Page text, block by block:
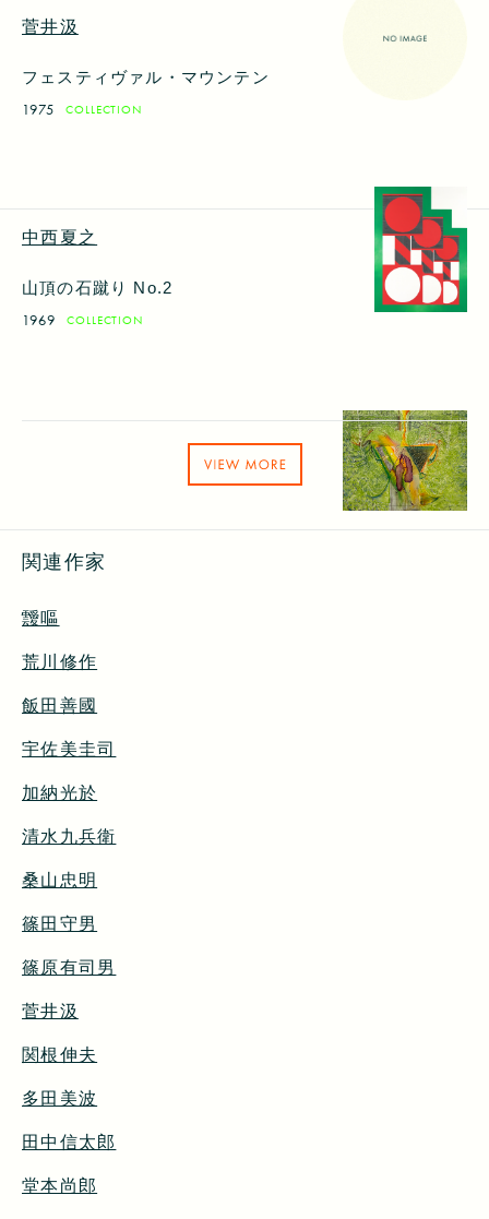
菅井汲
フェスティヴァル・マウンテン
1975 COLLECTION
中西夏之
山頂の石蹴り No.2
1969 COLLECTION
関連作家
靉嘔
荒川修作
飯田善國
宇佐美圭司
加納光於
清水九兵衛
桑山忠明
篠田守男
篠原有司男
菅井汲
関根伸夫
多田美波
田中信太郎
堂本尚郎